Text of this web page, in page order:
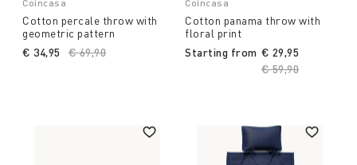
Coincasa
Cotton percale throw with
geometric pattern
Price reduced from
€ 69,90
€ 34,95
Coincasa
Cotton panama throw with
floral print
Starting from
Price reduced
€ 59,90
€ 29,95